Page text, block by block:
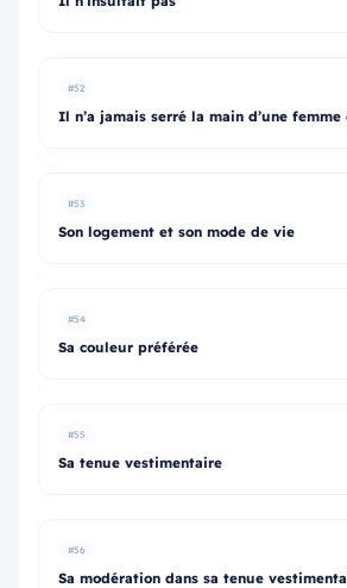
#52
Il n’a jamais serré la main d’une
#53
Son logement et son mode de vie
#54
Sa couleur préférée
#55
Sa tenue vestimentaire
#56
Sa modération dans sa tenue